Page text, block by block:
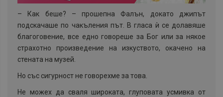
–
Как беше? – прошепна Фалън, докато джипът
подскачаше по чакъления път. В гласа ѝ се долавяше
благоговение, все едно говореше за Бог или за някое
страхотно произведение на изкуството, окачено на
стената на музей.
Но със сигурност не говорехме за това.
Не можех да сваля широката, глуповата усмивка от